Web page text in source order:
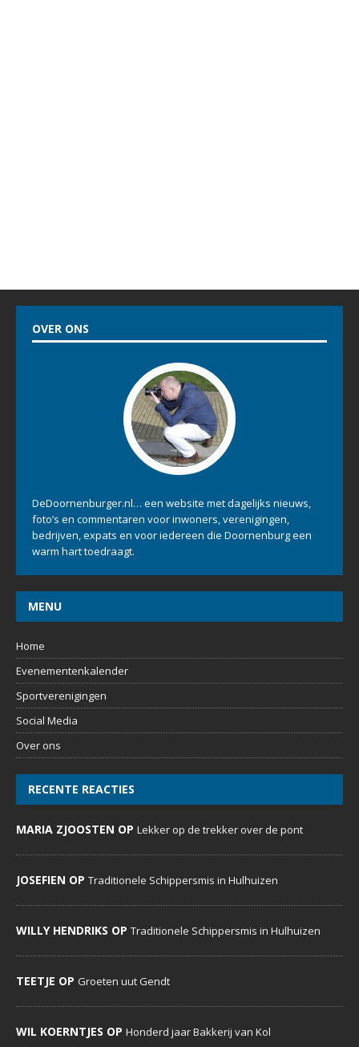
OVER ONS
DeDoornenburger.nl… een website met dagelijks nieuws,
foto’s en commentaren voor inwoners, verenigingen,
bedrijven, expats en voor iedereen die Doornenburg een
warm hart toedraagt.
MENU
Home
Evenementenkalender
Sportverenigingen
Social Media
Over ons
RECENTE REACTIES
MARIA ZJOOSTEN OP Lekker op de trekker over de pont
JOSEFIEN OP Traditionele Schippersmis in Hulhuizen
WILLY HENDRIKS OP Traditionele Schippersmis in Hulhuizen
TEETJE OP Groeten uut Gendt
WIL KOERNTJES OP Honderd jaar Bakkerij van Kol